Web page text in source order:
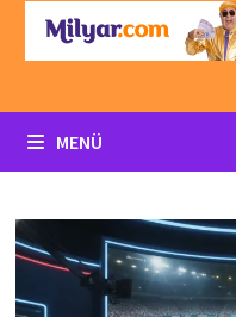
MENÜ